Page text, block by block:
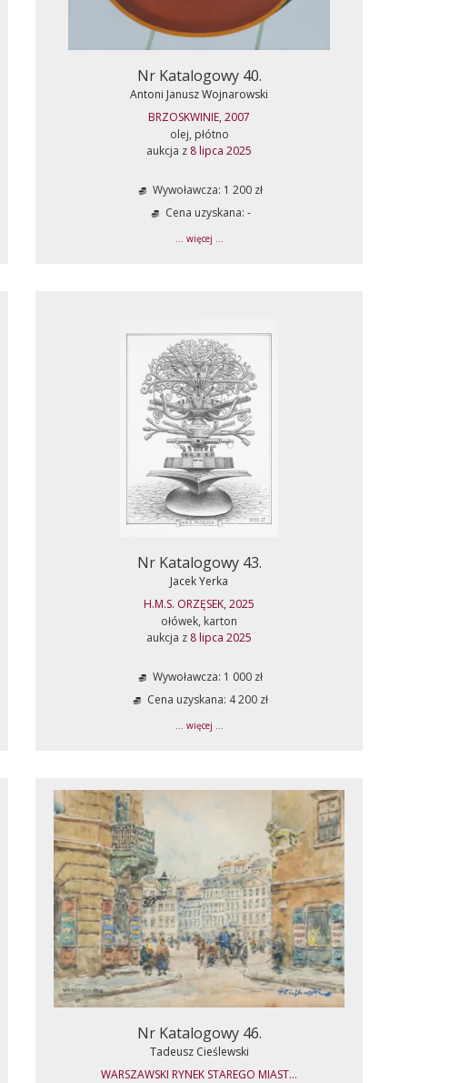
Nr Katalogowy 40.
Antoni Janusz Wojnarowski
BRZOSKWINIE, 2007
olej, płótno
aukcja z 8 lipca 2025
Wywoławcza: 1 200 zł
Cena uzyskana: -
... więcej ...
Nr Katalogowy 43.
Jacek Yerka
H.M.S. ORZĘSEK, 2025
ołówek, karton
aukcja z 8 lipca 2025
Wywoławcza: 1 000 zł
Cena uzyskana: 4 200 zł
... więcej ...
Nr Katalogowy 46.
Tadeusz Cieślewski
WARSZAWSKI RYNEK STAREGO MIAST...